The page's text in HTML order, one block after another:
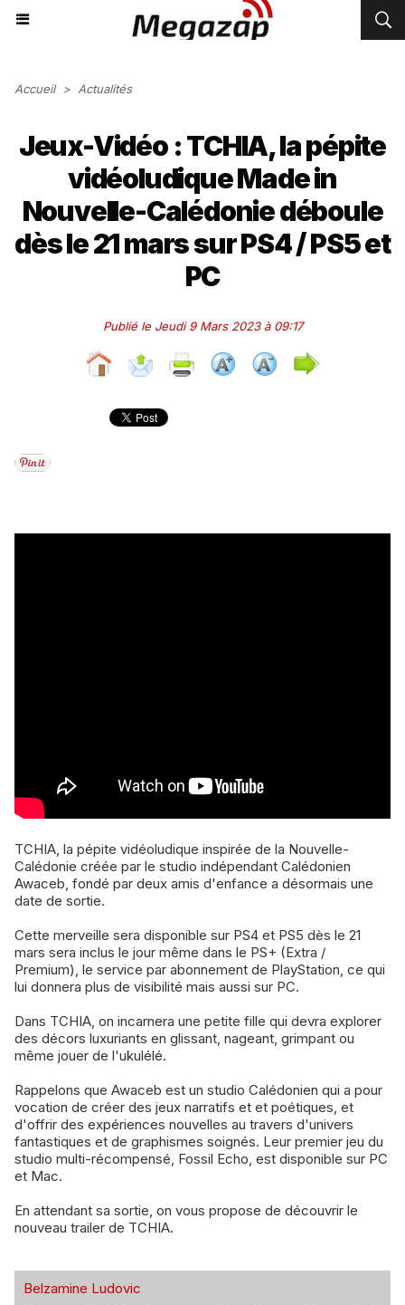
Accueil > Actualités
Jeux-Vidéo : TCHIA, la pépite
vidéoludique Made in
Nouvelle-Calédonie déboule
dès le 21 mars sur PS4 / PS5 et
PC
Publié le Jeudi 9 Mars 2023 à 09:17
TCHIA, la pépite vidéoludique inspirée de la Nouvelle-
Calédonie créée par le studio indépendant Calédonien
Awaceb, fondé par deux amis d'enfance a désormais une
date de sortie.
Cette merveille sera disponible sur PS4 et PS5 dès le 21
mars sera inclus le jour même dans le PS+ (Extra /
Premium), le service par abonnement de PlayStation, ce qui
lui donnera plus de visibilité mais aussi sur PC.
Dans TCHIA, on incarnera une petite fille qui devra explorer
des décors luxuriants en glissant, nageant, grimpant ou
même jouer de l'ukulélé.
Rappelons que Awaceb est un studio Calédonien qui a pour
vocation de créer des jeux narratifs et et poétiques, et
d'offrir des expériences nouvelles au travers d'univers
fantastiques et de graphismes soignés. Leur premier jeu du
studio multi-récompensé, Fossil Echo, est disponible sur PC
et Mac.
En attendant sa sortie, on vous propose de découvrir le
nouveau trailer de TCHIA.
Belzamine Ludovic